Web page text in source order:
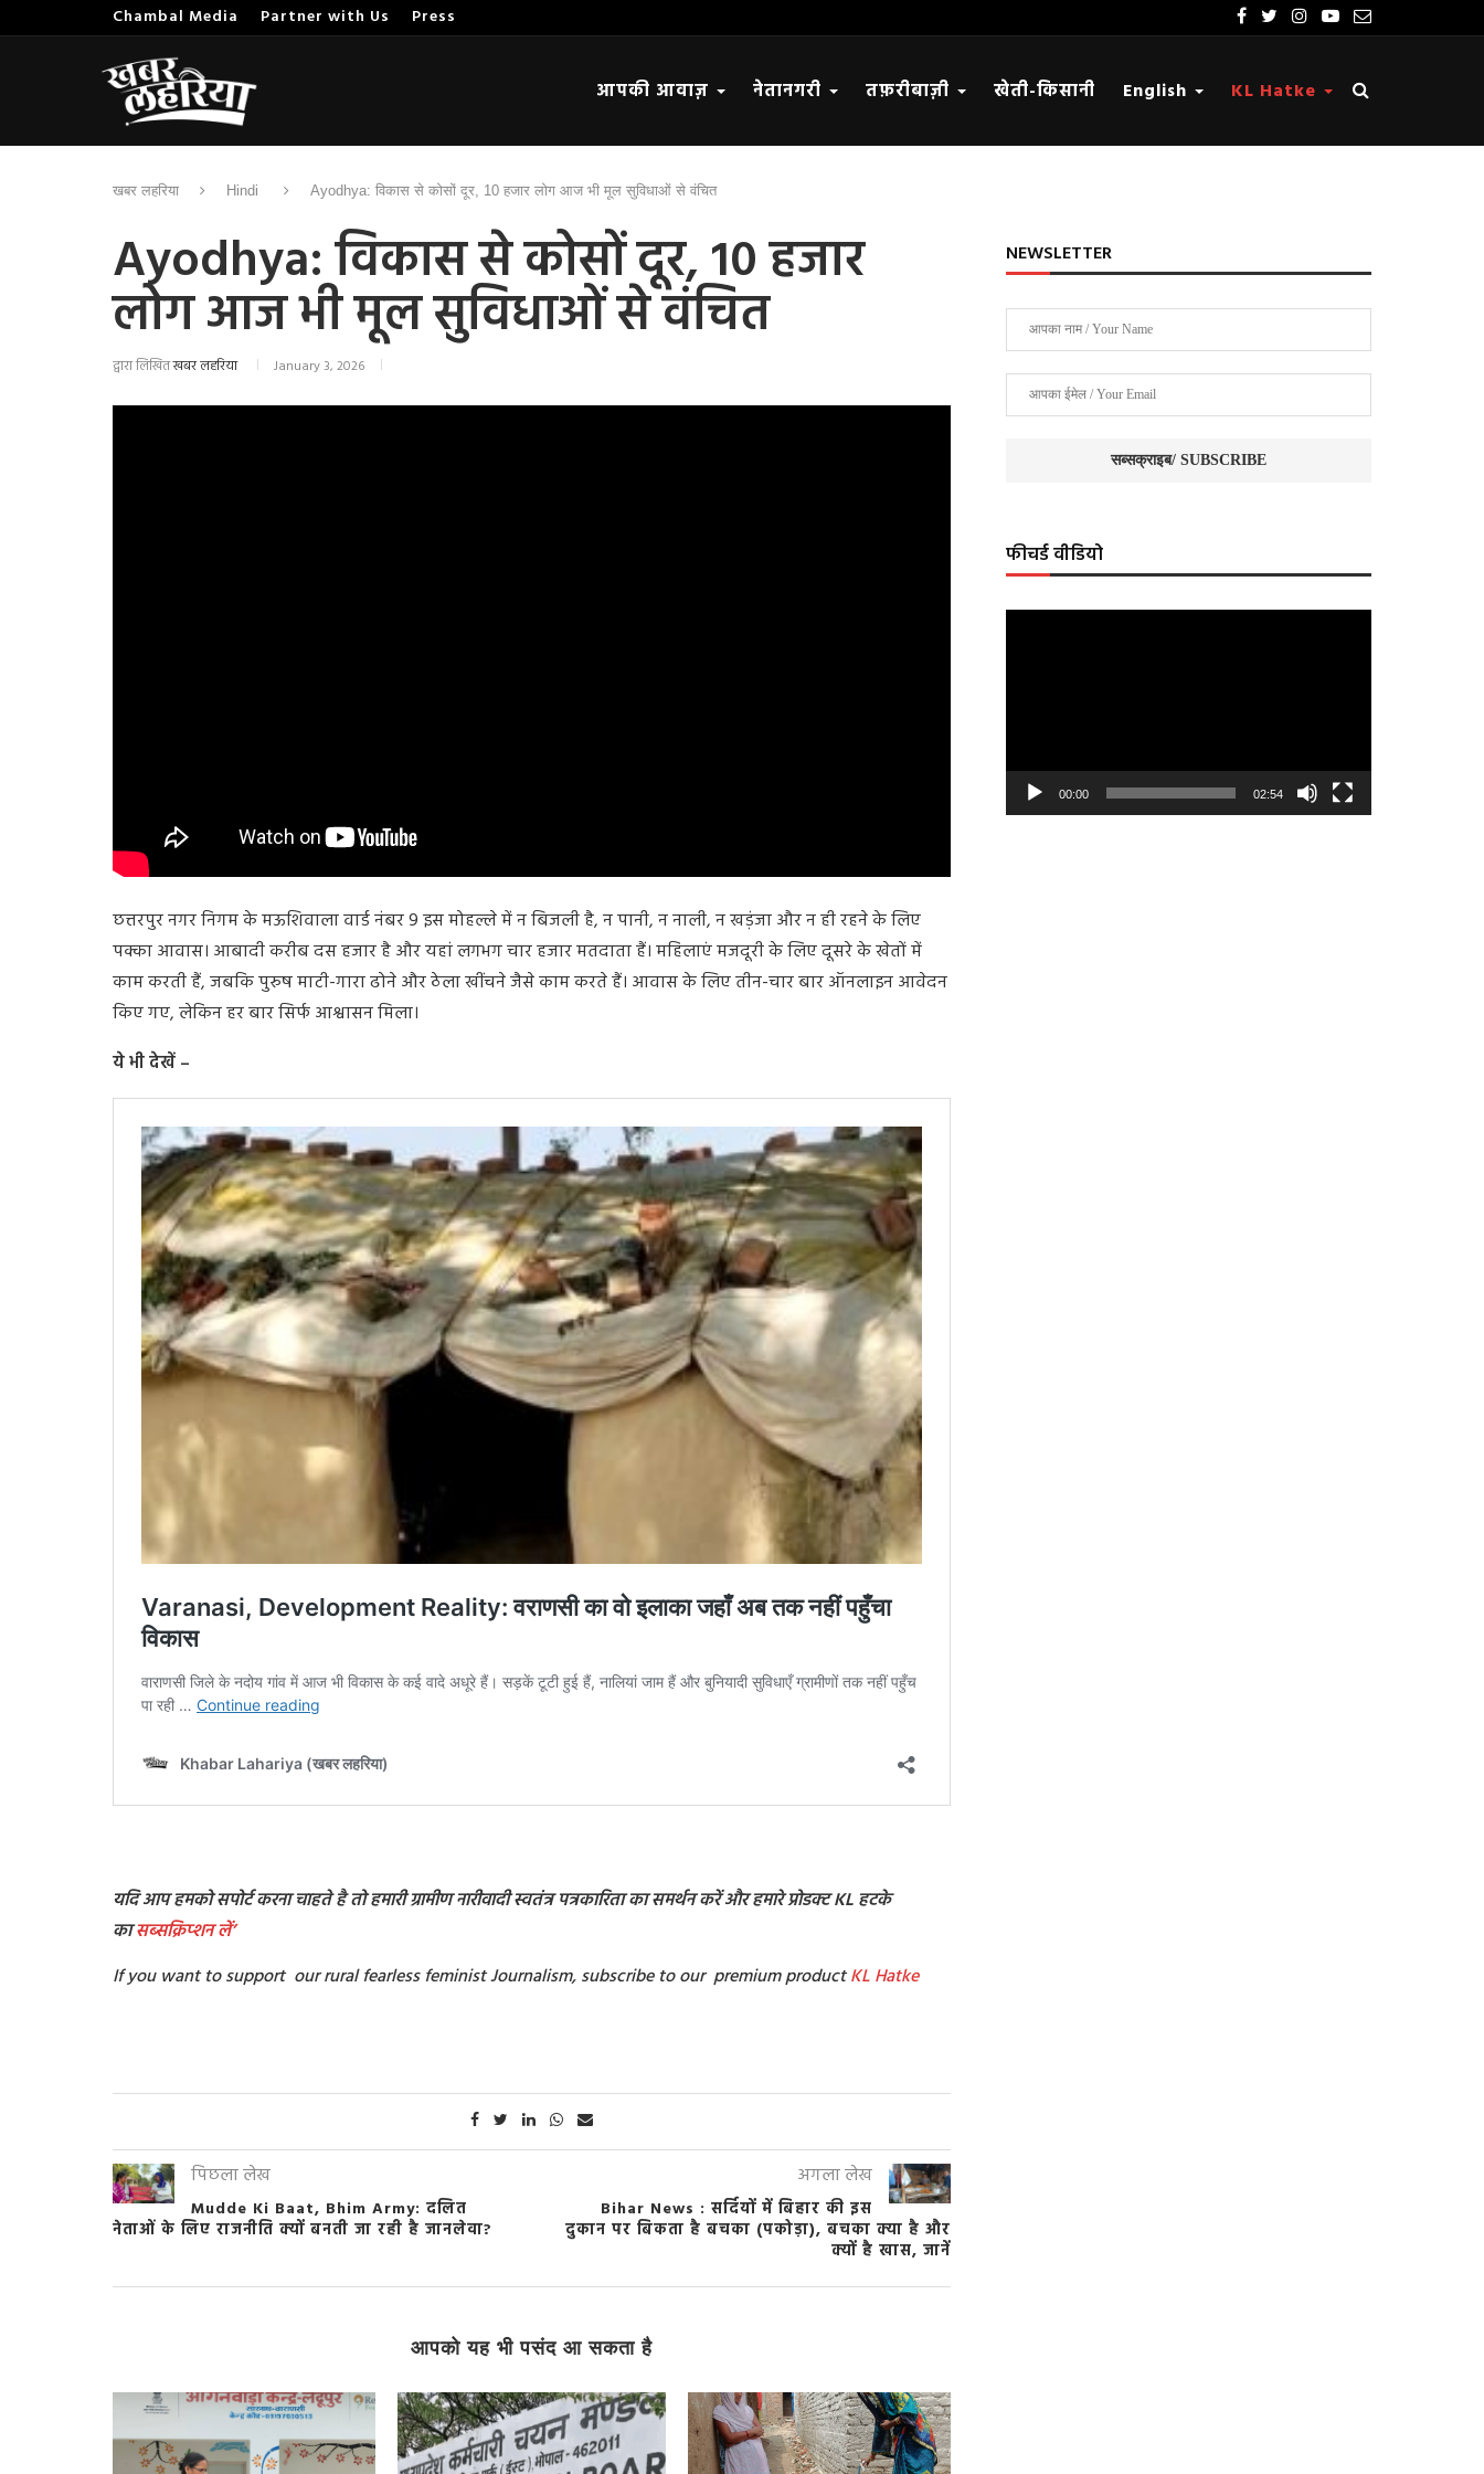
Chambal Media Partner with Us Press
आपकी आवाज़ नेतानगरी तफ़रीबाज़ी खेती-किसानी English KL Hatke
खबर लहरिया Hindi Ayodhya: विकास से कोसों दूर, 10 हजार लोग आज भी मूल सुविधाओं से वंचित
Ayodhya: विकास से कोसों दूर, 10 हजार
लोग आज भी मूल सुविधाओं से वंचित
द्वारा लिखितखबर लहरिया January 3, 2026
छत्तरपुर नगर निगम के मऊशिवाला वार्ड नंबर 9 इस मोहल्ले में न बिजली है, न पानी, न नाली, न खड़ंजा और न ही रहने के लिए
पक्का आवास। आबादी करीब दस हजार है और यहां लगभग चार हजार मतदाता हैं। महिलाएं मजदूरी के लिए दूसरे के खेतों में
काम करती हैं, जबकि पुरुष माटी-गारा ढोने और ठेला खींचने जैसे काम करते हैं। आवास के लिए तीन-चार बार ऑनलाइन आवेदन
किए गए, लेकिन हर बार सिर्फ आश्वासन मिला।
ये भी देखें –
यदि आप हमको सपोर्ट करना चाहते है तो हमारी ग्रामीण नारीवादी स्वतंत्र पत्रकारिता का समर्थन करें और हमारे प्रोडक्ट KL हटके
कासब्सक्रिप्शनलें’
If you want to support our rural fearless feminist Journalism, subscribe to our premium productKL Hatke
पिछला लेख
Mudde Ki Baat, Bhim Army: दलित
नेताओं के लिए राजनीति क्यों बनती जा रही है जानलेवा?
अगला लेख
Bihar News : सर्दियों में बिहार की इस
दुकान पर बिकता है बचका (पकोड़ा), बचका क्या है और
क्यों है खास, जानें
आपको यह भी पसंद आ सकता है
NEWSLETTER
फीचर्ड वीडियो
00:00 02:54